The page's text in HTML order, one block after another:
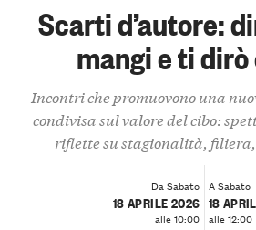
Scarti d’autore:
mangi e ti
Incontri che promuovono una
condivisa sul valore del cibo:
riflette su stagionalità, filiera,
Da Sabato
18 APRILE 2026
alle 10:00
A Sabato
18
alle 12:00